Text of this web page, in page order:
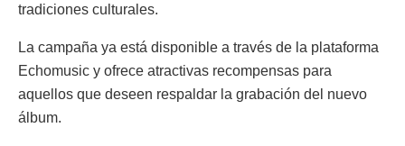
tradiciones culturales.
La campaña ya está disponible a través de la plataforma
Echomusic y ofrece atractivas recompensas para
aquellos que deseen respaldar la grabación del nuevo
álbum.